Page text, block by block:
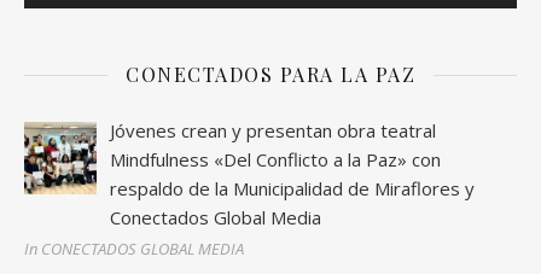
CONECTADOS PARA LA PAZ
Jóvenes crean y presentan obra teatral
Mindfulness «Del Conflicto a la Paz» con
respaldo de la Municipalidad de Miraflores y
Conectados Global Media
In CONECTADOS GLOBAL MEDIA